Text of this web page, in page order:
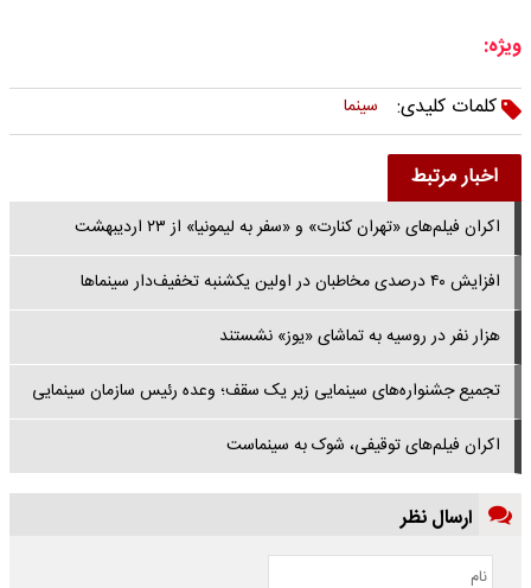
ویژه:
کلمات کلیدی:
سینما
اخبار مرتبط
اکران فیلم‌های «تهران کنارت» و «سفر به لیمونیا» از ۲۳ اردیبهشت
افزایش ۴۰ درصدی مخاطبان در اولین یکشنبه تخفیف‌دار سینماها
هزار نفر در روسیه به تماشای «یوز» نشستند
تجمیع جشنواره‌های سینمایی زیر یک سقف؛ وعده رئیس سازمان سینمایی
اکران فیلم‌های توقیفی، شوک به سینماست
ارسال نظر